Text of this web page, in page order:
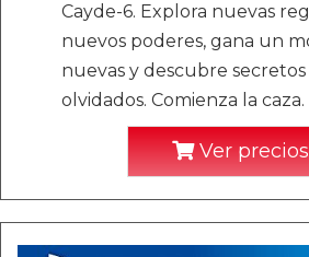
Cayde-6. Explora nuevas
nuevos poderes, gana un
nuevas y descubre
olvidados. Comienza la caza.
Ver